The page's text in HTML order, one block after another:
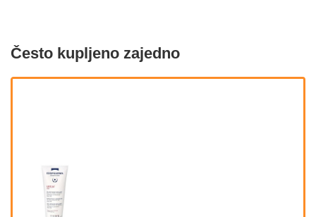
Često kupljeno zajedno